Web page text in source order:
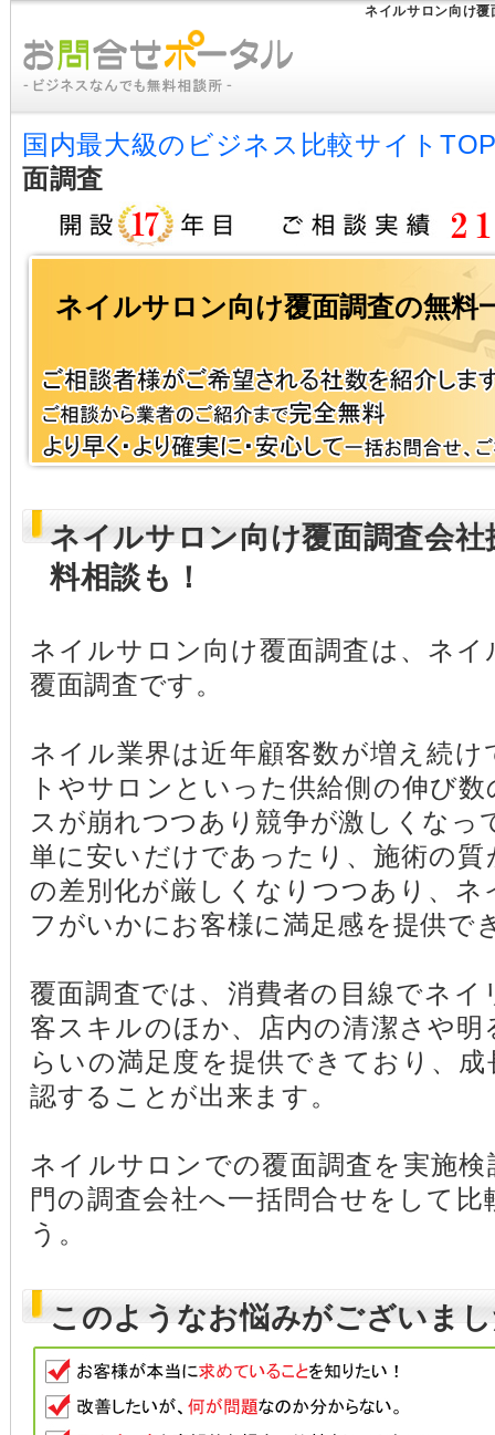
ネイルサロン向け覆
国内最大級のビジネス比較サイト
面調査
ネイルサロン向け覆面調査の無料
ネイルサロン向け覆面調査会
料相談も！
ネイルサロン向け覆面調査は、ネ
覆面調査です。
ネイル業界は近年顧客数が増え続
トやサロンといった供給側の伸び
スが崩れつつあり競争が激しくなっ
単に安いだけであったり、施術の
の差別化が厳しくなりつつあり、
フがいかにお客様に満足感を提供で
覆面調査では、消費者の目線でネ
客スキルのほか、店内の清潔さや
らいの満足度を提供できており、
認することが出来ます。
ネイルサロンでの覆面調査を実施
門の調査会社へ一括問合せをして
う。
このようなお悩みがございま